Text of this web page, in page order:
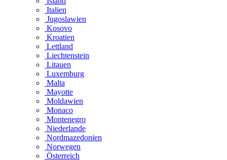
Italien
Jugoslawien
Kosovo
Kroatien
Lettland
Liechtenstein
Litauen
Luxemburg
Malta
Mayotte
Moldawien
Monaco
Montenegro
Niederlande
Nordmazedonien
Norwegen
Österreich